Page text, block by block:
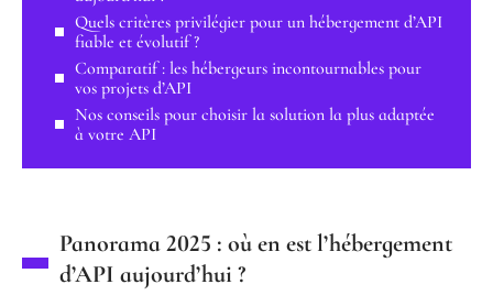
Quels critères privilégier pour un hébergement d’API
fiable et évolutif ?
Comparatif : les hébergeurs incontournables pour
vos projets d’API
Nos conseils pour choisir la solution la plus adaptée
à votre API
Panorama 2025 : où en est l’hébergement
d’API aujourd’hui ?